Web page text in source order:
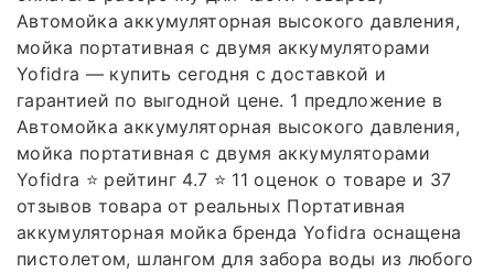
Автомойка аккумуляторная высокого давления,
мойка портативная с двумя аккумуляторами
Yofidra — купить сегодня c доставкой и
гарантией по выгодной цене. 1 предложение в
Автомойка аккумуляторная высокого давления,
мойка портативная с двумя аккумуляторами
Yofidra ⭐️ рейтинг 4.7 ⭐️ 11 оценок о товаре и 37
отзывов товара от реальных Портативная
аккумуляторная мойка бренда Yofidra оснащена
пистолетом, шлангом для забора воды из любого